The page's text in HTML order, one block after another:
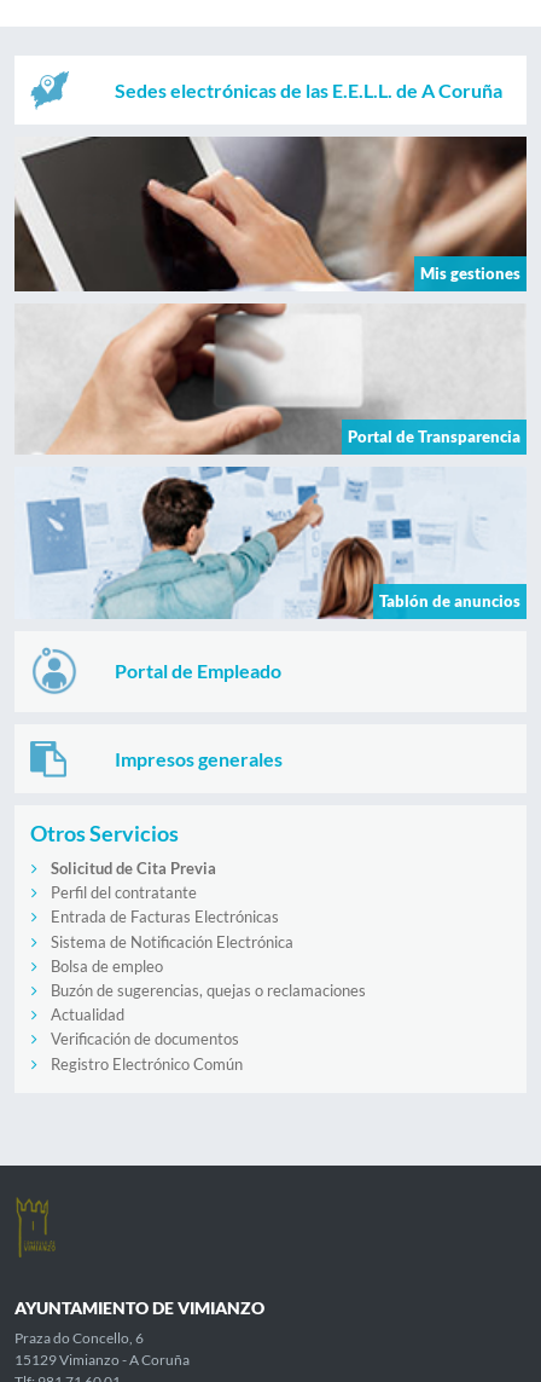
Sedes electrónicas de las E.E.L.L. de A Coruña
Mis gestiones
Portal de Transparencia
Tablón de anuncios
Portal de Empleado
Impresos generales
Otros Servicios
Solicitud de Cita Previa
Perfil del contratante
Entrada de Facturas Electrónicas
Sistema de Notificación Electrónica
Bolsa de empleo
Buzón de sugerencias, quejas o reclamaciones
Actualidad
Verificación de documentos
Registro Electrónico Común
AYUNTAMIENTO DE VIMIANZO
Praza do Concello, 6
15129 Vimianzo - A Coruña